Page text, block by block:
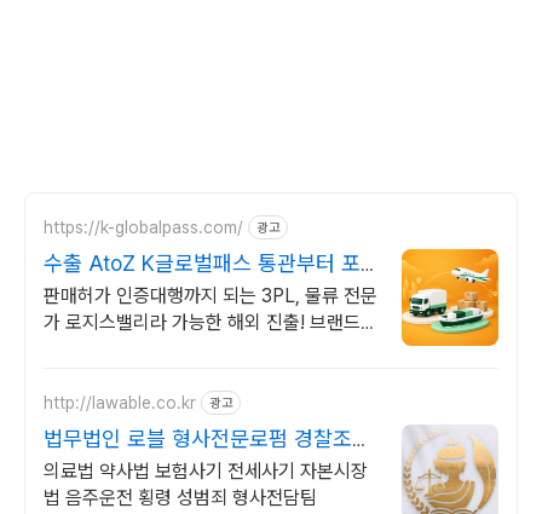
https://k-globalpass.com/ 광고
수출 AtoZ K글로벌패스 통관부터 포
워딩까지
판매허가 인증대행까지 되는 3PL, 물류 전문
가 로지스밸리라 가능한 해외 진출! 브랜드
http://lawable.co.kr 광고
법무법인 로블 형사전문로펌 경찰조사
부터 전담팀운영
의료법 약사법 보험사기 전세사기 자본시장
법 음주운전 횡령 성범죄 형사전담팀